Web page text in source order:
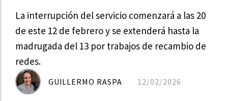
La interrupción del servicio comenzará a las 20
de este 12 de febrero y se extenderá hasta la
madrugada del 13 por trabajos de recambio de
redes.
12/02/2026
GUILLERMO RASPA